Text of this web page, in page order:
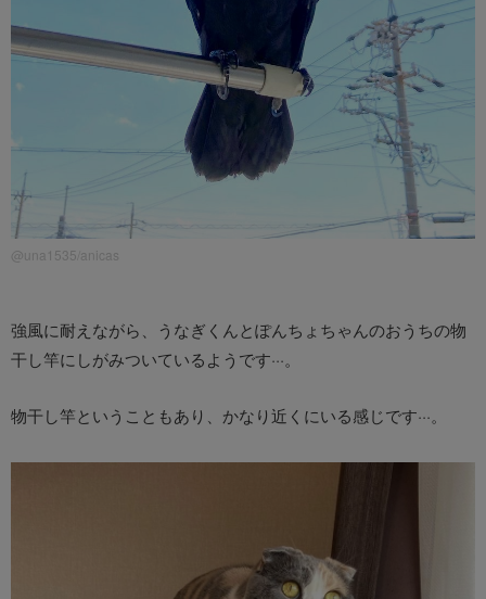
@una1535/anicas
強風に耐えながら、うなぎくんとぽんちょちゃんのおうちの物
干し竿にしがみついているようです···。
物干し竿ということもあり、かなり近くにいる感じです···。